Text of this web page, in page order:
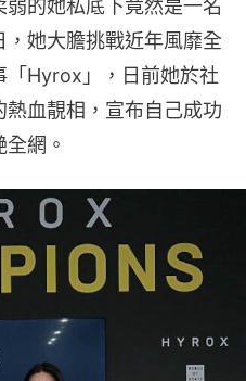
的她私底下竟然是一名
她大膽挑戰近年風靡全
「Hyrox」，日前她於社
血靚相，宣布自己成功
網。